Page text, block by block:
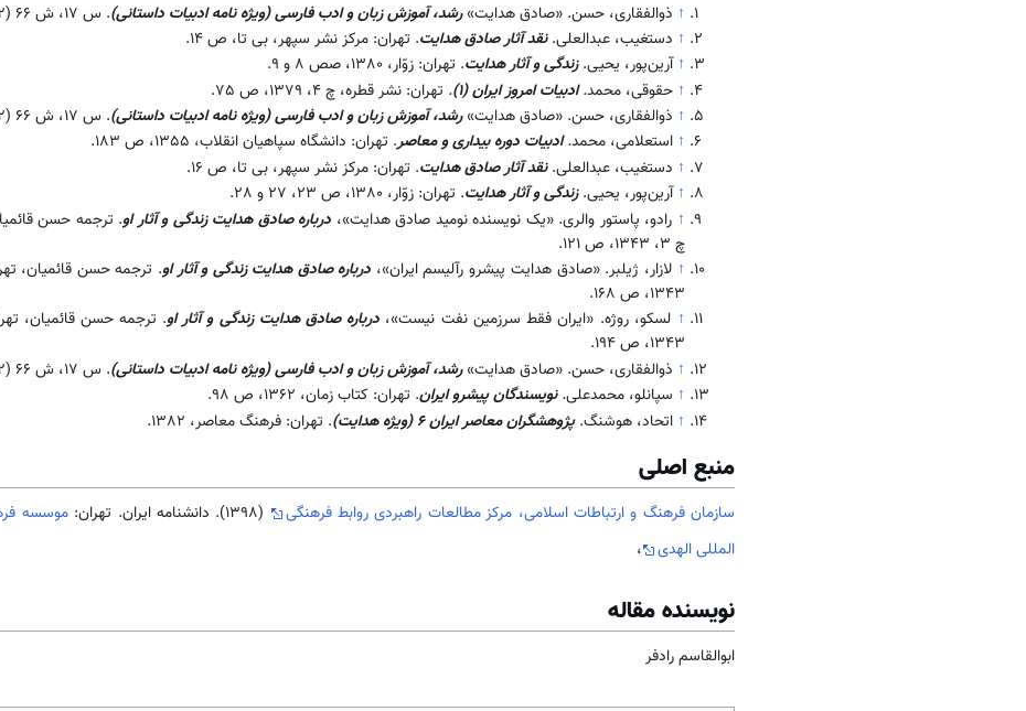
↑ ذوالفقاری، ‌حسن. «صادق هدایت»رشد، آموزش زبان و ادب فارسی (ویژه نامه ادبیات داستانی). س 17، ش 66 (1382)، ص 30.
↑ دستغیب، عبدالعلی.نقد آثار صادق هدایت. تهران: مرکز نشر سپهر، بی تا، ص 14.
↑ آرین‌پور، یحیی.زندگی و آثار هدایت. تهران: زوّار، 1380، صص 8 و 9.
↑ حقوقی، محمد.ادبیات امروز ایران (1) . تهران: نشر قطره، چ 4، 1379، ص 75.
↑ ذوالفقاری، ‌حسن. «صادق هدایت»رشد، آموزش زبان و ادب فارسی (ویژه نامه ادبیات داستانی). س 17، ش 66 (1382)، ص 31.
↑ استعلامی‌، ‌محمد.ادبیات دوره بیداری و معاصر. تهران: دانشگاه سپاهیان انقلاب، 1355، ص 183.
↑ دستغیب، عبدالعلی.نقد آثار صادق هدایت. تهران: مرکز نشر سپهر، بی تا، ص 16.
↑ آرین‌پور، یحیی.زندگی و آثار هدایت. تهران: زوّار، 1380، ص 23، 27 و 28.
↑ رادو، ‌پاستور والری. «یک نویسنده نومید صادق هدایت»، درباره صادق هدایت زندگی و آثار او. ترجمه حسن
‌چ 3، 1343، ص 121.
↑ لازار، ژیلبر. «صادق هدایت پیشرو رآلیسم ایران»، درباره صادق هدایت زندگی و آثار او
1343، ص 168.
↑ لسکو، روژه. «ایران فقط سرزمین نفت نیست»، درباره صادق هدایت زندگی و آثار او
1343، ص 194.
↑ ذوالفقاری، ‌حسن. «صادق هدایت»رشد، آموزش زبان و ادب فارسی (ویژه نامه ادبیات داستانی). س 17، ش 66 (1382)، ص35.
↑ سپانلو‌، محمدعلی.نویسندگان پیشرو ایران. تهران: کتاب زمان، 1362، ص 98.
↑ اتحاد، هوشنگ.‌پژوهشگران معاصر ایران 6 (ویژه هدایت) . تهران: فرهنگ معاصر، ‌1382.
منبع اصلی
سازمان فرهنگ و ارتباطات اسلامی، مرکز مطالعات راهبردی روابط فرهنگی (1398). دانشنامه ایران. تهران:
موسسه
المللی الهدی
،
نویسنده مقاله
ابوالقاسم رادفر